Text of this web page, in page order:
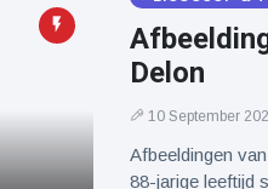
Delon
10 September
Afbeeldingen
88-jarige leeftijd